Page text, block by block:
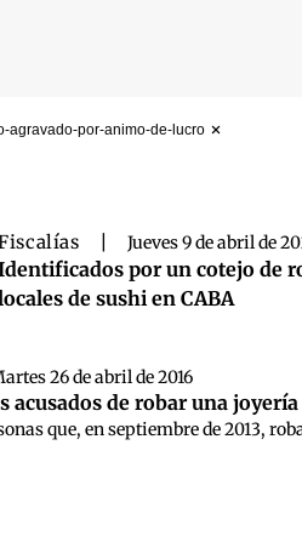
agravado-por-animo-de-lucro
Jueves 9 de abril de
por un cotejo de
de sushi en CABA
26 de abril de 2016
acusados de robar una
que, en septiembre de 2013,